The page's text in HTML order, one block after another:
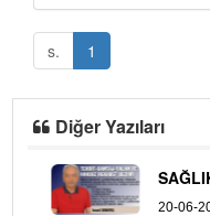
s. 1
Diğer Yazıları
SAĞLIKTA OLUMSUZ
20-06-2025 | 16 : 37 34